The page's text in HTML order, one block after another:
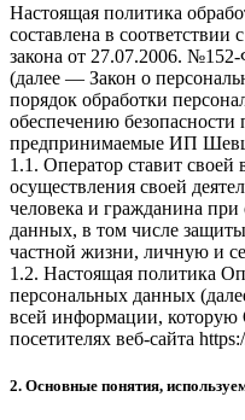
Настоящая политика
составлена в
закона от 27.07.2006.
(далее — Закон о
порядок обработки
обеспечению
предпринимаемые ИП
1.1. Оператор ставит
осуществления своей
человека и гражданина при
данных, в том числе
частной жизни, личную и
1.2. Настоящая политика
персональных данных
всей информации, которую
посетителях веб-сайта
2. Основные понятия,